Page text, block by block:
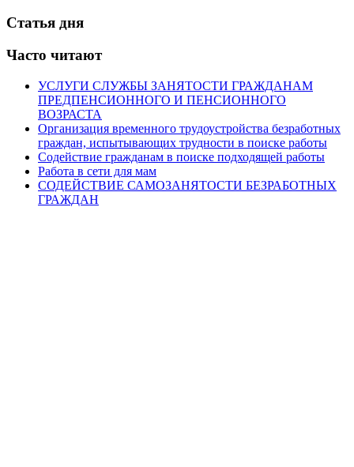
Статья дня
Часто читают
УСЛУГИ СЛУЖБЫ ЗАНЯТОСТИ ГРАЖДАНАМ
ПРЕДПЕНСИОННОГО И ПЕНСИОННОГО
ВОЗРАСТА
Организация временного трудоустройства безработных
граждан, испытывающих трудности в поиске работы
Содействие гражданам в поиске подходящей работы
Работа в сети для мам
СОДЕЙСТВИЕ САМОЗАНЯТОСТИ БЕЗРАБОТНЫХ
ГРАЖДАН